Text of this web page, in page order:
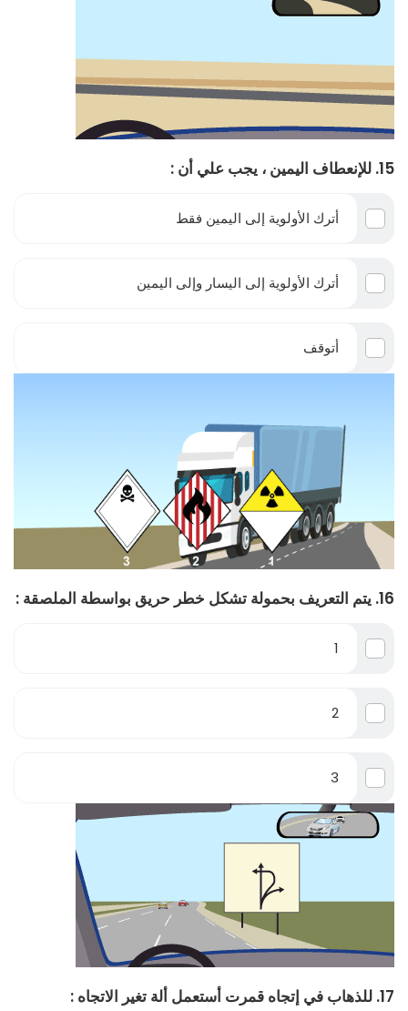
15. للإنعطاف اليمين ، يجب علي أن :
أترك الأولوية إلى اليمين فقط
أترك الأولوية إلى اليسار وإلى اليمين
أتوقف
16. يتم التعريف بحمولة تشكل خطر حريق بواسطة الملصقة :
1
2
3
17. للذهاب في إتجاه قمرت أستعمل ألة تغير الاتجاه :